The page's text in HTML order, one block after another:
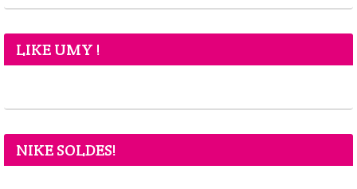
LIKE UMY !
NIKE SOLDES!